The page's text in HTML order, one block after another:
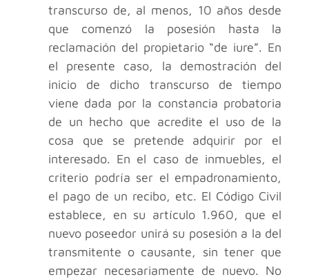
transcurso de, al menos, 10 años desde
que comenzó la posesión hasta la
reclamación del propietario “de iure”. En
el presente caso, la demostración del
inicio de dicho transcurso de tiempo
viene dada por la constancia probatoria
de un hecho que acredite el uso de la
cosa que se pretende adquirir por el
interesado. En el caso de inmuebles, el
criterio podría ser el empadronamiento,
el pago de un recibo, etc. El Código Civil
establece, en su artículo 1.960, que el
nuevo poseedor unirá su posesión a la del
transmitente o causante, sin tener que
empezar necesariamente de nuevo. No